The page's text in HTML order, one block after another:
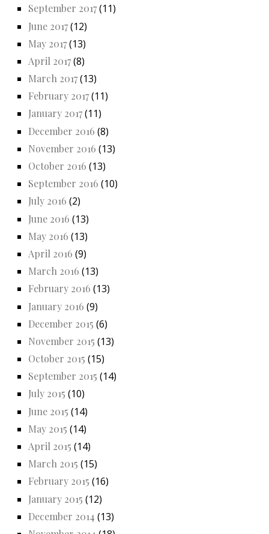
September 2017(11)
June 2017(12)
May 2017(13)
April 2017(8)
March 2017(13)
February 2017(11)
January 2017(11)
December 2016 (8)
November 2016 (13)
October 2016 (13)
September 2016 (10)
July 2016 (2)
June 2016 (13)
May 2016 (13)
April 2016 (9)
March 2016 (13)
February 2016 (13)
January 2016 (9)
December 2015 (6)
November 2015 (13)
October 2015 (15)
September 2015 (14)
July 2015 (10)
June 2015 (14)
May 2015 (14)
April 2015 (14)
March 2015 (15)
February 2015 (16)
January 2015 (12)
December 2014 (13)